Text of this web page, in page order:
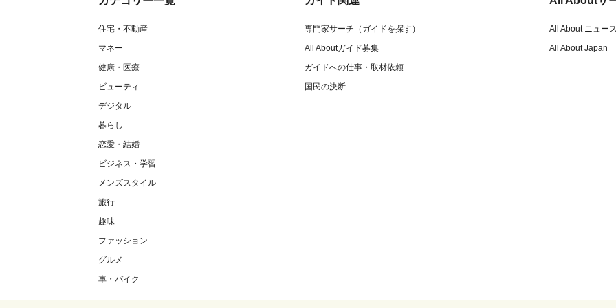
住宅・不動産
マネー
健康・医療
ビューティ
デジタル
暮らし
恋愛・結婚
ビジネス・学習
メンズスタイル
旅行
趣味
ファッション
グルメ
車・バイク
専門家サーチ（ガイドを探す）
All Aboutガイド募集
ガイドへの仕事・取材依頼
国民の決断
All About ニュース
All About Japan